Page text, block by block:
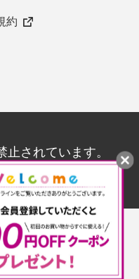
約
されています。
売いたしません。